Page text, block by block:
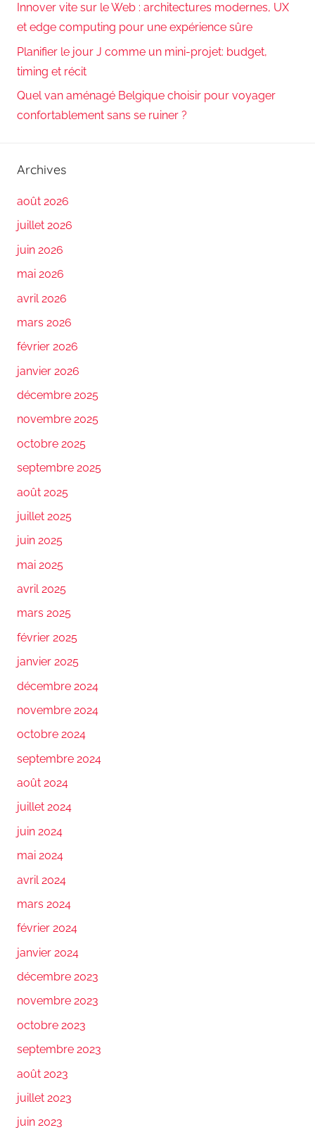
Innover vite sur le Web : architectures modernes, UX
et edge computing pour une expérience sûre
Planifier le jour J comme un mini-projet: budget,
timing et récit
Quel van aménagé Belgique choisir pour voyager
confortablement sans se ruiner ?
Archives
août 2026
juillet 2026
juin 2026
mai 2026
avril 2026
mars 2026
février 2026
janvier 2026
décembre 2025
novembre 2025
octobre 2025
septembre 2025
août 2025
juillet 2025
juin 2025
mai 2025
avril 2025
mars 2025
février 2025
janvier 2025
décembre 2024
novembre 2024
octobre 2024
septembre 2024
août 2024
juillet 2024
juin 2024
mai 2024
avril 2024
mars 2024
février 2024
janvier 2024
décembre 2023
novembre 2023
octobre 2023
septembre 2023
août 2023
juillet 2023
juin 2023